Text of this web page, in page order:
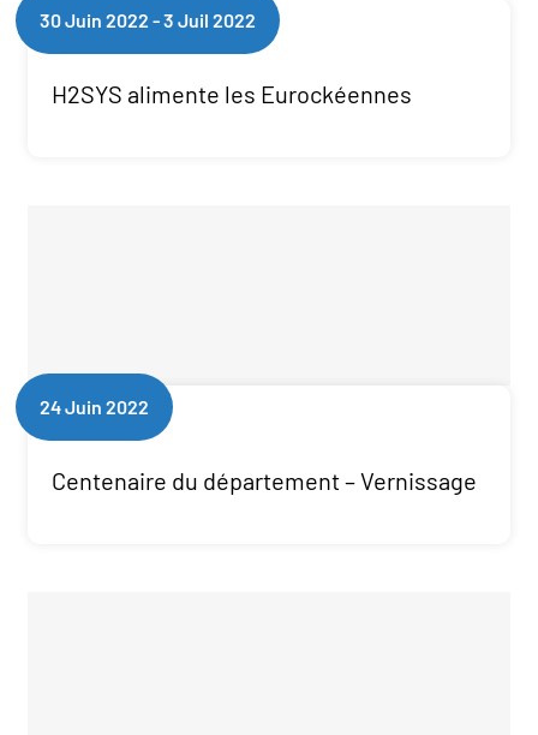
H2SYS alimente les Eurockéennes
30 Juin 2022 -3 Juil 2022
Centenaire du département – Vernissage
24 Juin 2022